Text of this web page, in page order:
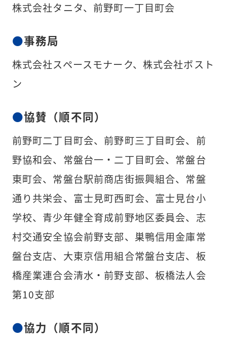
株式会社タニタ、前野町一丁目町会
事務局
株式会社スペースモナーク、株式会社ボスト
ン
協賛（順不同）
前野町二丁目町会、前野町三丁目町会、前
野協和会、常盤台一・二丁目町会、常盤台
東町会、常盤台駅前商店街振興組合、常盤
通り共栄会、富士見町西町会、富士見台小
学校、青少年健全育成前野地区委員会、志
村交通安全協会前野支部、巣鴨信用金庫常
盤台支店、大東京信用組合常盤台支店、板
橋産業連合会清水・前野支部、板橋法人会
第10支部
協力（順不同）